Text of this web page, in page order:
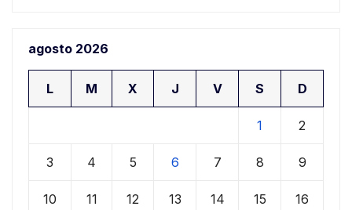
agosto 2026
L M X J V S D
1 2
3 4 5 6 7 8 9
10 11 12 13 14 15 16